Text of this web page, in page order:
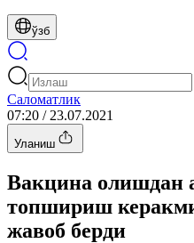
ўзб
Cаломатлик
07:20 / 23.07.2021
Уланиш
Вакцина олишдан
топшириш
жавоб берди